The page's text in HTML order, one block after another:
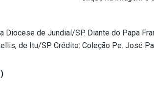
de Jundiaí/SP. Diante do Papa
de Itu/SP. Crédito: Coleção Pe. José